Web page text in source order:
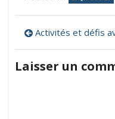
Navigation
de
l’article
Activités et défis avec BlueBot pour le
Laisser un